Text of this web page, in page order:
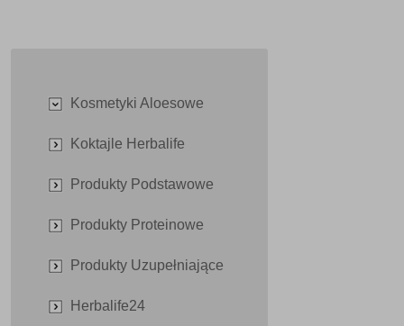
Kosmetyki Aloesowe
Koktajle Herbalife
Produkty Podstawowe
Produkty Proteinowe
Produkty Uzupełniające
Herbalife24